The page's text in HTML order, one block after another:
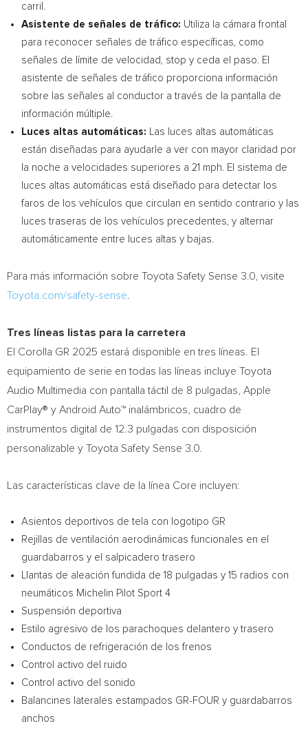
carril.
Asistente de señales de tráfico: Utiliza la cámara frontal
para reconocer señales de tráfico específicas, como
señales de límite de velocidad, stop y ceda el paso. El
asistente de señales de tráfico proporciona información
sobre las señales al conductor a través de la pantalla de
información múltiple.
Luces altas automáticas: Las luces altas automáticas
están diseñadas para ayudarle a ver con mayor claridad por
la noche a velocidades superiores a 21 mph. El sistema de
luces altas automáticas está diseñado para detectar los
faros de los vehículos que circulan en sentido contrario y las
luces traseras de los vehículos precedentes, y alternar
automáticamente entre luces altas y bajas.
Para más información sobre Toyota Safety Sense 3.0, visite
Toyota.com/safety-sense
Tres líneas listas para la carretera
El Corolla GR 2025 estará disponible en tres líneas. El
equipamiento de serie en todas las líneas incluye Toyota
Audio Multimedia con pantalla táctil de 8 pulgadas, Apple
CarPlay® y Android Auto™ inalámbricos, cuadro de
instrumentos digital de 12.3 pulgadas con disposición
personalizable y Toyota Safety Sense 3.0.
Las características clave de la línea Core incluyen:
Asientos deportivos de tela con logotipo GR
Rejillas de ventilación aerodinámicas funcionales en el
guardabarros y el salpicadero trasero
Llantas de aleación fundida de 18 pulgadas y 15 radios con
neumáticos Michelin Pilot Sport 4
Suspensión deportiva
Estilo agresivo de los parachoques delantero y trasero
Conductos de refrigeración de los frenos
Control activo del ruido
Control activo del sonido
Balancines laterales estampados GR-FOUR y guardabarros
anchos